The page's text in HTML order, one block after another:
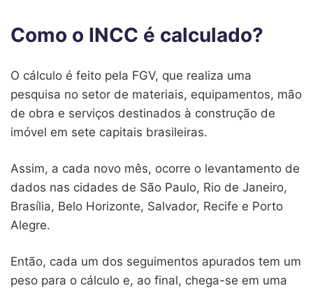
Como o INCC é calculado?
O cálculo é feito pela FGV, que realiza uma
pesquisa no setor de materiais, equipamentos, mão
de obra e serviços destinados à construção de
imóvel em sete capitais brasileiras.
Assim, a cada novo mês, ocorre o levantamento de
dados nas cidades de São Paulo, Rio de Janeiro,
Brasília, Belo Horizonte, Salvador, Recife e Porto
Alegre.
Então, cada um dos seguimentos apurados tem um
peso para o cálculo e, ao final, chega-se em uma